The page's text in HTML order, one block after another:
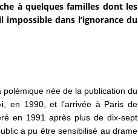
à quelques familles dont les
dans l’ignorance du
polémique née de la publication du
, en 1990, et l’arrivée à Paris de
en 1991 après plus de dix-sept
a pu être sensibilisé au drame